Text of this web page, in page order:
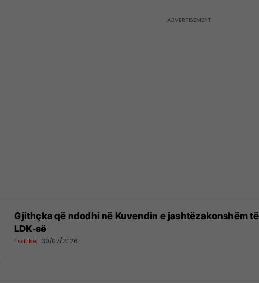
Gjithçka që ndodhi në Kuvendin e jashtëzakonshëm të
LDK-së
Politikë 30/07/2026